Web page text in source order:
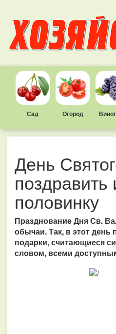
Сад Огород
День
половинку
Празднование Дня Св.
обычаи. Так, в этот день
подарки, считающиеся
словом, всеми